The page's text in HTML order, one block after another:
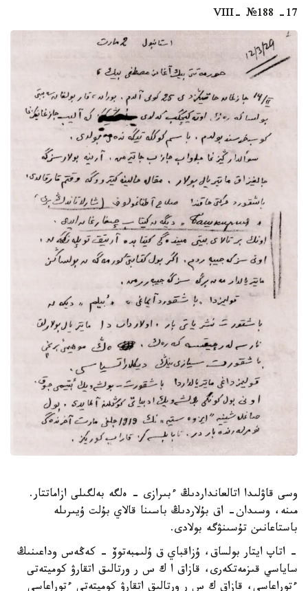
17- VIII- №188
وسى قاۋلىدا اتالعانداردىڭ ءبىرازى - ەلگە بەلگىلى ازاماتتار.
مىنە، وسىدان- اق بۇلاردىڭ باسىنا قالاي بۇلت ۇيىرىلە
باستاعانىن تۇسىنۋگە بولادى.
- اتاپ ايتار بولساق، ۇزاقباي ق ۇلىمبەتوۆ - كەڭەس وداعىنىڭ
ساياسي قىزمەتكەرى، قازاق ا ك س ر ورتالىق اتقارۋ كوميتەتى
ءتوراعاسى، قازاق ك س ر ورتالىق اتقارۋ كوميتەتى ءتوراعاسى